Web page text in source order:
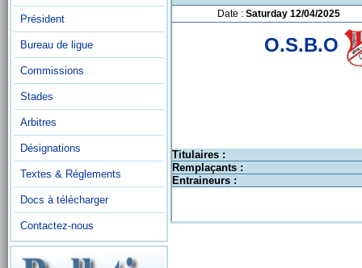
Président
Bureau de ligue
Commissions
Stades
Arbitres
Désignations
Textes & Réglements
Docs à télécharger
Contactez-nous
Date : Saturday 12/04/2025
O.S.B.O
Titulaires :
Remplaçants :
Entraineurs :